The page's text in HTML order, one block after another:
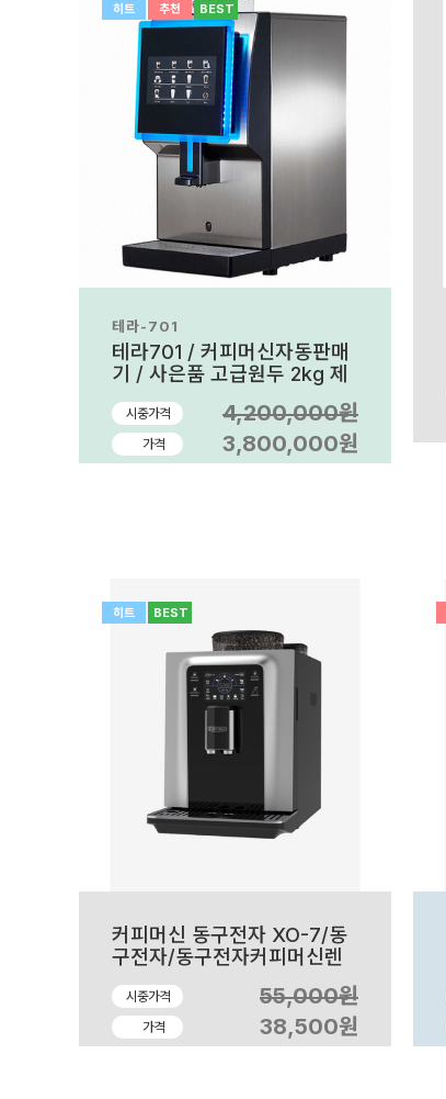
테라-701
테라701 / 커피머신자동판매
기 / 사은품 고급원두 2kg 제
시중가격 4,200,000원
가격 3,800,000원
히트 추천 BEST
커피머신 동구전자 XO-7/동
구전자/동구전자커피머신렌
무실커피머신렌탈
시중가격 55,000원
가격 38,500원
히트 BEST